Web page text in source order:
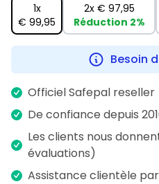
1x
€ 99,95
2x € 97,95
Réduction 2%
Besoin
Officiel Safepal reseller
De confiance depuis
Les clients nous
évaluations)
Assistance clientèle